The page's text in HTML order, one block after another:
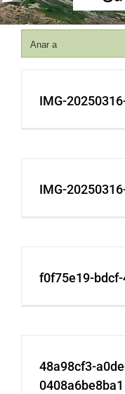
Anar a
IMG-
IMG-
f0f75e19-
48a98cf3-
0408a6be8ba1